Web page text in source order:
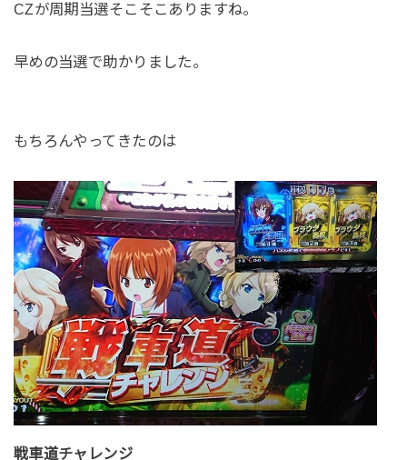
CZが周期当選そこそこありますね。
早めの当選で助かりました。
もちろんやってきたのは
戦車道チャレンジ